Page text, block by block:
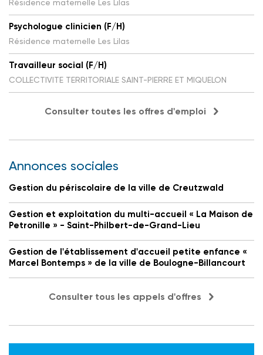
Résidence maternelle Les Lilas
Psychologue clinicien (F/H)
Résidence maternelle Les Lilas
Travailleur social (F/H)
COLLECTIVITE TERRITORIALE SAINT-PIERRE ET MIQUELON
Consulter toutes les offres d'emploi
Annonces sociales
Gestion du périscolaire de la ville de Creutzwald
Gestion et exploitation du multi-accueil « La Maison de
Petronille » - Saint-Philbert-de-Grand-Lieu
Gestion de l'établissement d'accueil petite enfance «
Marcel Bontemps » de la ville de Boulogne-Billancourt
Consulter tous les appels d'offres